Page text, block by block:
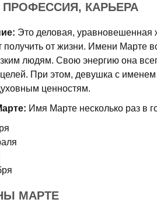
КАРЬЕРА
Это деловая, уравновешенная
получить от жизни. Имени Марте
людям. Свою энергию она
При этом, девушка с
ценностям.
Имя Марте несколько раз в
МАРТЕ